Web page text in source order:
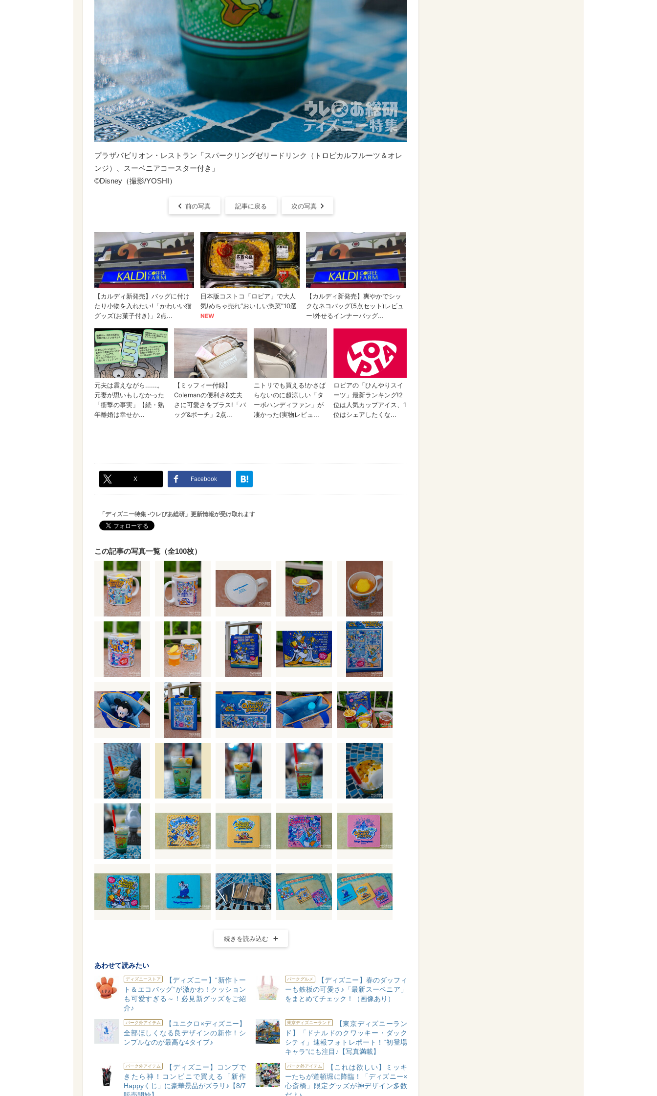
プラザパビリオン・レストラン「スパークリングゼリードリンク（トロピカルフルーツ＆オレ
ンジ）、スーベニアコースター付き」
©Disney（撮影/YOSHI）
前の写真 記事に戻る 次の写真
X Facebook
「ディズニー特集 -ウレぴあ総研」更新情報が受け取れます
この記事の写真一覧（全100枚）
続きを読み込む
あわせて読みたい
ディズニーストア
【ディズニー】“新作トー
ト＆エコバッグ”が激かわ！クッション
も可愛すぎる～！必見新グッズをご紹
介♪
パークグルメ
【ディズニー】春のダッフィ
ーも鉄板の可愛さ♪「最新スーベニア」
をまとめてチェック！（画像あり）
パーク外アイテム
【ユニクロ×ディズニー】
全部ほしくなる良デザインの新作！シ
ンプルなのが最高な4タイプ♪
東京ディズニーランド
【東京ディズニーラン
ド】「ドナルドのクワッキー・ダック
シティ」速報フォトレポート！“初登場
キャラ”にも注目♪【写真満載】
パーク外アイテム
【ディズニー】コンプで
きたら神！コンビニで買える「新作
Happyくじ」に豪華景品がズラリ♪【8/7
パーク外アイテム
【これは欲しい】ミッキ
ーたちが道頓堀に降臨！「ディズニー×
心斎橋」限定グッズが神デザイン多数